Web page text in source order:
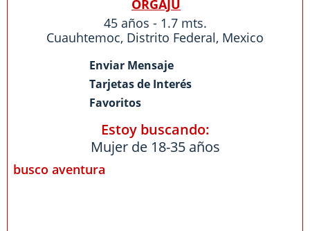
ORGAJU
45 años - 1.7 mts.
Cuauhtemoc, Distrito Federal, Mexico
Enviar Mensaje
Tarjetas de Interés
Favoritos
Estoy buscando:
Mujer de 18-35 años
busco aventura